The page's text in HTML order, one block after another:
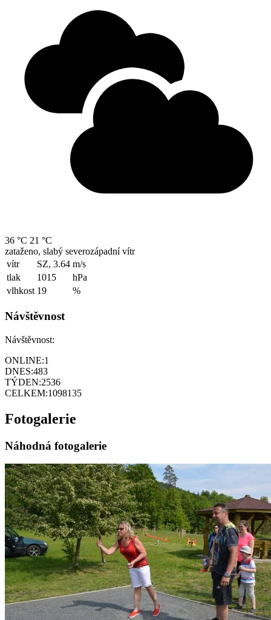
36 °C 21 °C
zataženo, slabý severozápadní vítr
vítr
SZ, 3.64 m/s
tlak
1015
hPa
vlhkost 19 %
Návštěvnost
Návštěvnost:
ONLINE:1
DNES:483
TÝDEN:2536
CELKEM:1098135
Fotogalerie
Náhodná fotogalerie